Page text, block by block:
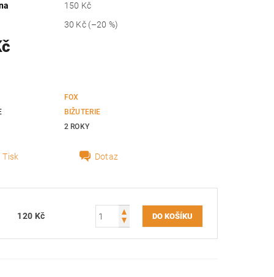
150 Kč
30 Kč (–20 %)
FOX
BIŽUTERIE
2 ROKY
Tisk Dotaz
120 Kč